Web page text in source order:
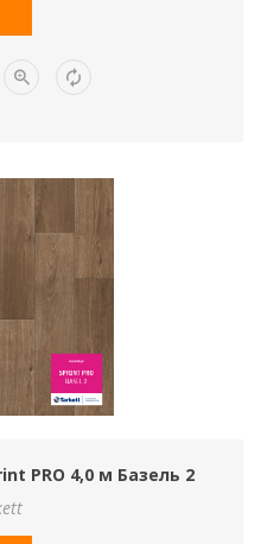
PRO 4,0 м Базель 2